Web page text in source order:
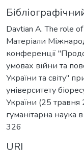
Davtian A. The role
Матеріали
конференції
умовах війни та
України та світу"
університету
України (25 травня
гуманітарна наука
326
URI